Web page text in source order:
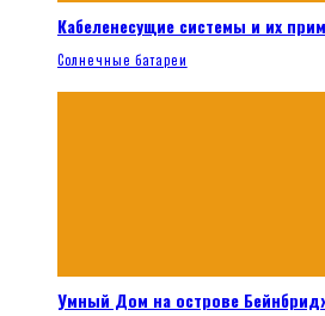
Кабеленесущие системы и их
Солнечные батареи
Умный Дом на острове